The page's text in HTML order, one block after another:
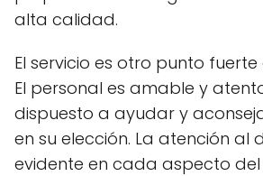
alta calidad.
El servicio es otro punto fuerte
El personal es amable y
dispuesto a ayudar y
en su elección. La atención al
evidente en cada aspecto del